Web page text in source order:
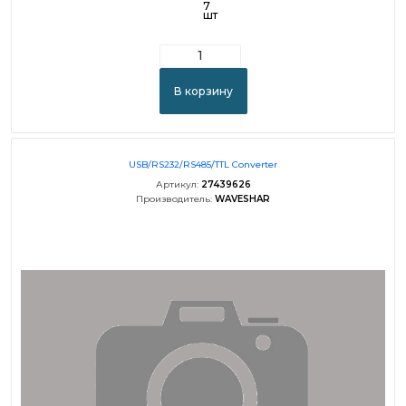
7
шт
В корзину
USB/RS232/RS485/TTL Converter
Артикул: 27439626
Производитель: WAVESHAR